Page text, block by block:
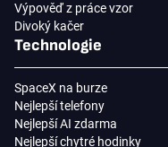
Výpověď z práce vzor
Divoký kačer
Technologie
SpaceX na burze
Nejlepší telefony
Nejlepší AI zdarma
Nejlepší chytré hodinky